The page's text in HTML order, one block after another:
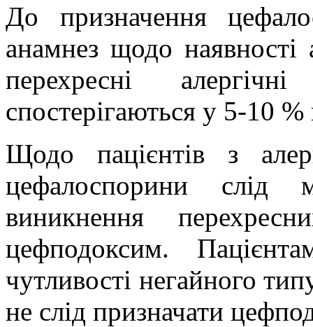
До призначення
анамнез щодо наявності
перехресні
спостерігаються у 5-10 %
Щодо пацієнтів з
цефалоспорини слід
виникнення
цефподоксим.
чутливості негайного
не слід призначати